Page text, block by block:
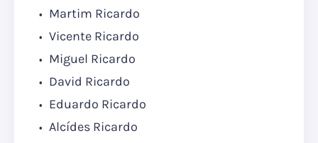
Martim Ricardo
Vicente Ricardo
Miguel Ricardo
David Ricardo
Eduardo Ricardo
Alcídes Ricardo